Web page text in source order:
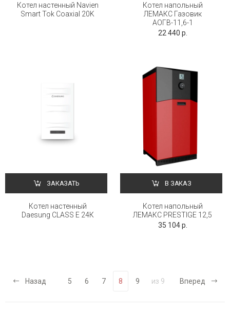
Котел настенный Navien
Smart Tok Coaxial 20K
Котел напольный
ЛЕМАКС Газовик
АОГВ-11,6-1
22 440 р.
ЗАКАЗАТЬ
Котел настенный
Daesung CLASS E 24К
В ЗАКАЗ
Котел напольный
ЛЕМАКС PRESTIGE 12,5
35 104 р.
Назад 5 6 7 8 9 из 9 Вперед